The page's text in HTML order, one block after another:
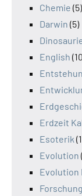
Chemie (5)
Darwin (5)
English
Erdzeit
Esoterik
Evolution
Evolution
Forschung